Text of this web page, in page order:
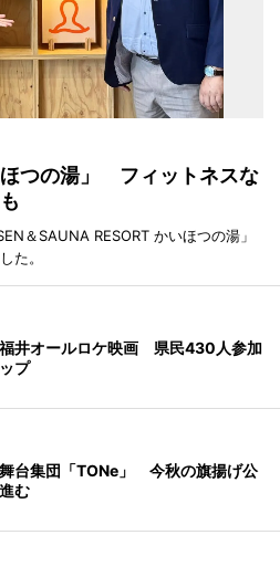
つの湯」 フィットネスな
＆SAUNA RESORT かいほつの湯」
た。
井オールロケ映画 県民430人参加
プ
台集団「TONe」 今秋の旗揚げ公
む